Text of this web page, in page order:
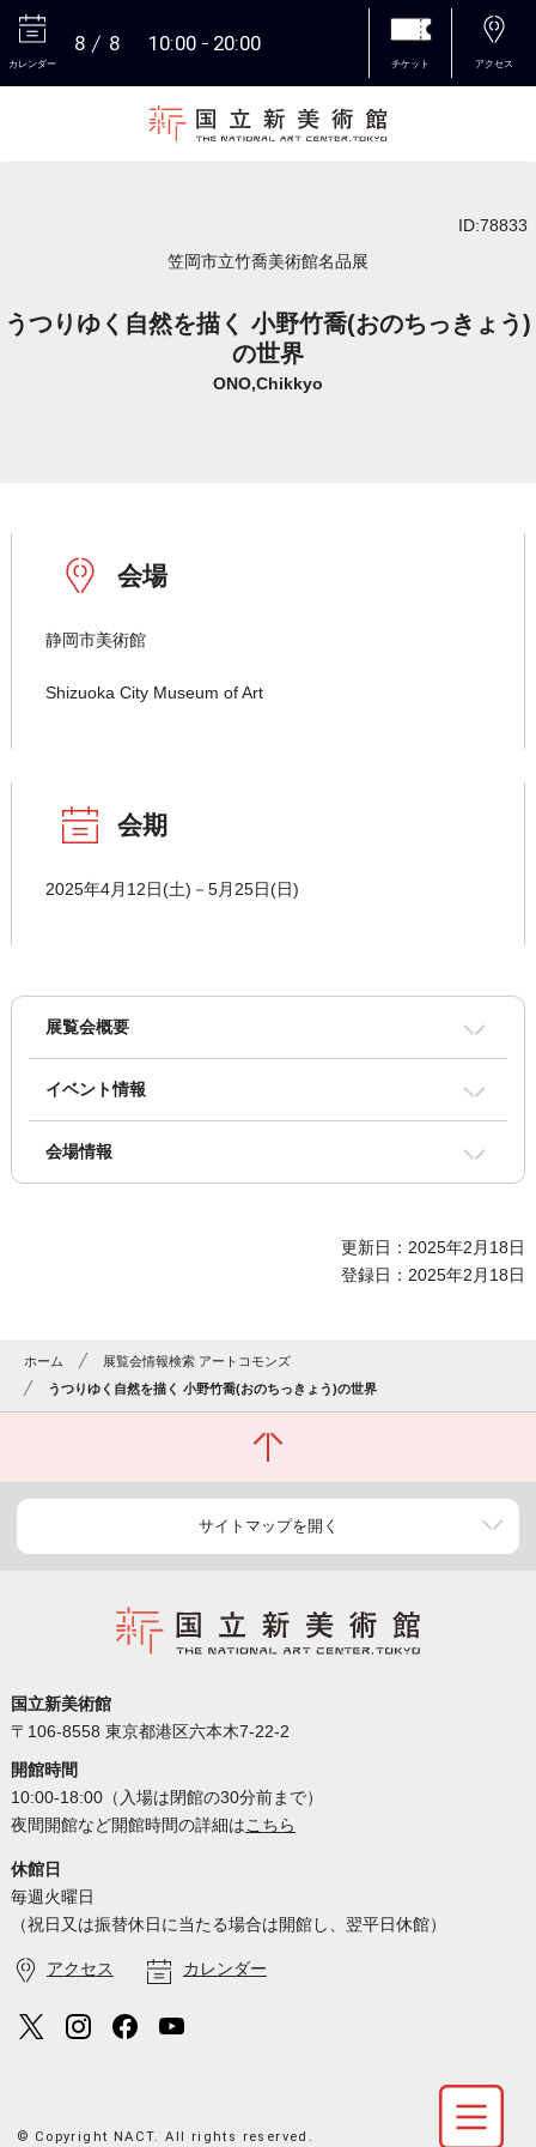
カレンダー
8 8 10:00 20:00
チケット アクセス
ID:78833
笠岡市立竹喬美術館名品展
うつりゆく自然を描く 小野竹喬(おのちっきょう)
の世界
ONO,Chikkyo
会場
静岡市美術館
Shizuoka City Museum of Art
会期
2025年4月12日(土)－5月25日(日)
展覧会概要
イベント情報
会場情報
更新日：2025年2月18日
登録日：2025年2月18日
ホーム
展覧会情報検索 アートコモンズ
うつりゆく自然を描く 小野竹喬(おのちっきょう)の世界
サイトマップを開く
国立新美術館
〒106-8558 東京都港区六本木7-22-2
開館時間
10:00-18:00（入場は閉館の30分前まで）
夜間開館など開館時間の詳細はこちら
休館日
毎週火曜日
（祝日又は振替休日に当たる場合は開館し、翌平日休館）
アクセス カレンダー
© Copyright NACT. All rights reserved.